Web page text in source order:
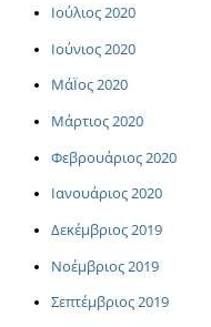
Ιούλιος 2020
Ιούνιος 2020
ΜάΪος 2020
Μάρτιος 2020
Φεβρουάριος 2020
Ιανουάριος 2020
Δεκέμβριος 2019
Νοέμβριος 2019
Σεπτέμβριος 2019